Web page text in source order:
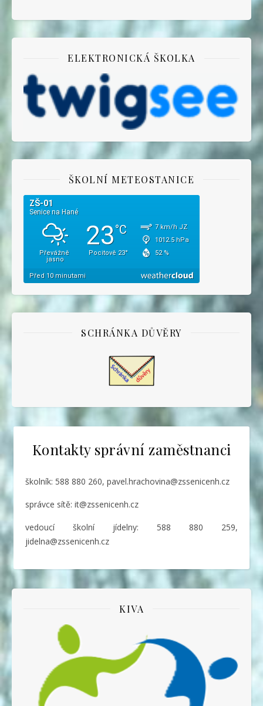
ELEKTRONICKÁ ŠKOLKA
ŠKOLNÍ METEOSTANICE
SCHRÁNKA DŮVĚRY
Kontakty správní zaměstnanci
školník: 588 880 260, pavel.hrachovina@zssenicenh.cz
správce sítě: it@zssenicenh.cz
vedoucí školní jídelny: 588 880 259,
jidelna@zssenicenh.cz
KIVA